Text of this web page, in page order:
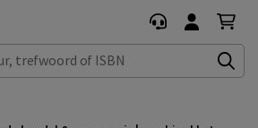
of ISBN